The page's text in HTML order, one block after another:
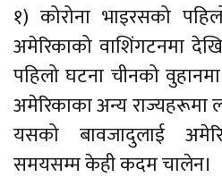
१) कोरोना भाइरसको
अमेरिकाको वाशिंगटनमा
पहिलो घटना चीनको
अमेरिकाका अन्य राज्यहरूमा
यसको बावजादुलाई
समयसम्म केही कदम चालेन।